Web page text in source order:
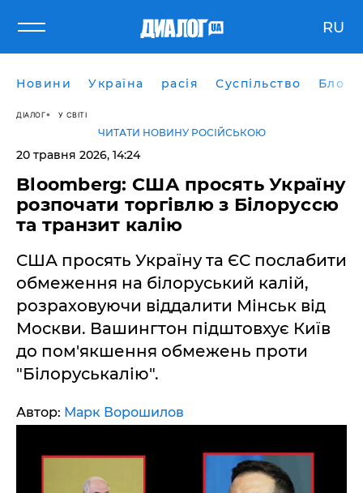
RU
Новини Україна расія Суспільство Блоги
ДІАЛОГ У СВІТІ
ЧИТАТИ НОВИНУ РОСІЙСЬКОЮ
20 травня 2026, 14:24
Bloomberg: США просять Україну
розпочати торгівлю з Білоруссю
та транзит калію
США просять Україну та ЄС послабити
обмеження на білоруський калій,
розраховуючи віддалити Мінськ від
Москви. Вашингтон підштовхує Київ
до пом'якшення обмежень проти
"Білоруськалію".
Автор: Марк Ворошилов